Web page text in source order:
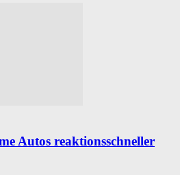
Autos reaktionsschneller